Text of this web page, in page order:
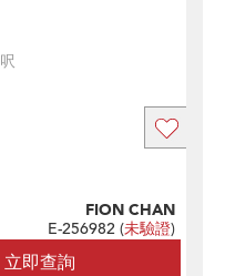
呎
立即查詢
FION CHAN
E-256982 (未驗證)